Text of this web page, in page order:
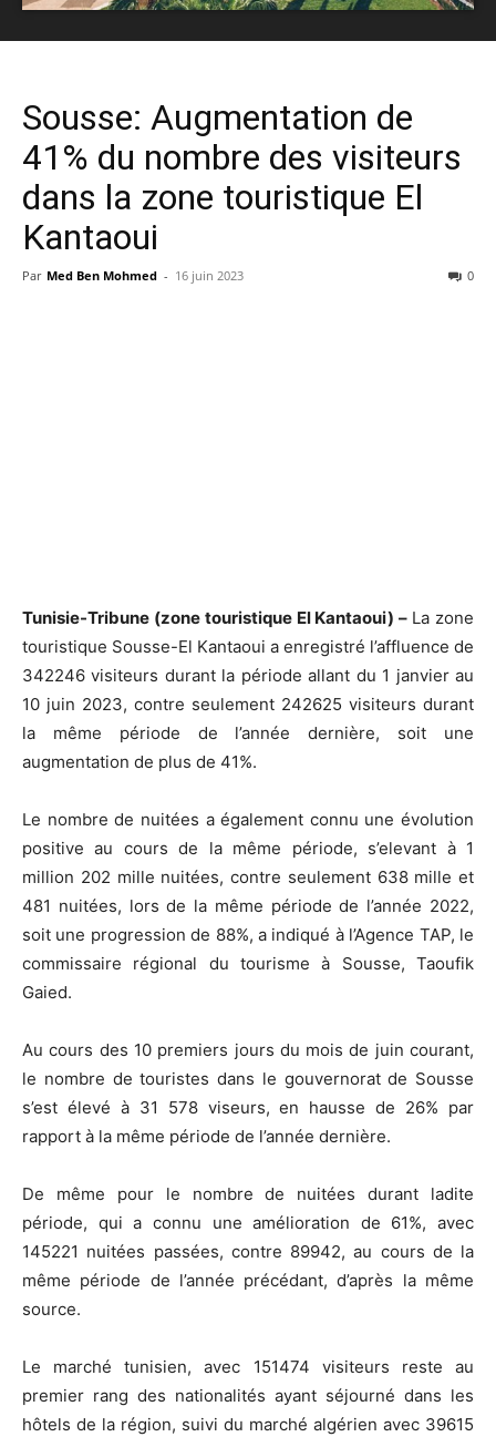
Sousse: Augmentation de
41% du nombre des visiteurs
dans la zone touristique El
Kantaoui
Par Med Ben Mohmed - 16 juin 2023 0
Tunisie-Tribune (zone touristique El Kantaoui) – La zone
touristique Sousse-El Kantaoui a enregistré l’affluence de
342246 visiteurs durant la période allant du 1 janvier au
10 juin 2023, contre seulement 242625 visiteurs durant
la même période de l’année dernière, soit une
augmentation de plus de 41%.
Le nombre de nuitées a également connu une évolution
positive au cours de la même période, s’elevant à 1
million 202 mille nuitées, contre seulement 638 mille et
481 nuitées, lors de la même période de l’année 2022,
soit une progression de 88%, a indiqué à l’Agence TAP, le
commissaire régional du tourisme à Sousse, Taoufik
Gaied.
Au cours des 10 premiers jours du mois de juin courant,
le nombre de touristes dans le gouvernorat de Sousse
s’est élevé à 31 578 viseurs, en hausse de 26% par
rapport à la même période de l’année dernière.
De même pour le nombre de nuitées durant ladite
période, qui a connu une amélioration de 61%, avec
145221 nuitées passées, contre 89942, au cours de la
même période de l’année précédant, d’après la même
source.
Le marché tunisien, avec 151474 visiteurs reste au
premier rang des nationalités ayant séjourné dans les
hôtels de la région, suivi du marché algérien avec 39615